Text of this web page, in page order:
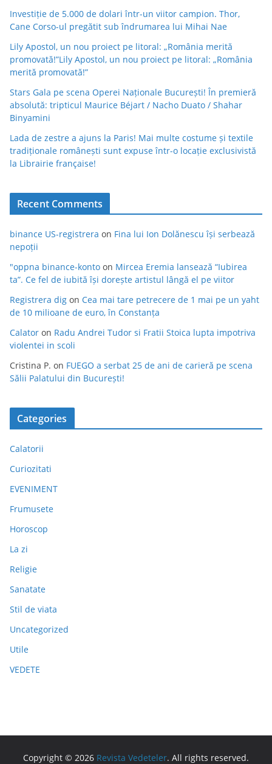
Investiție de 5.000 de dolari într-un viitor campion. Thor,
Cane Corso-ul pregătit sub îndrumarea lui Mihai Nae
Lily Apostol, un nou proiect pe litoral: „România merită
promovată!”Lily Apostol, un nou proiect pe litoral: „România
merită promovată!”
Stars Gala pe scena Operei Naționale București! În premieră
absolută: tripticul Maurice Béjart / Nacho Duato / Shahar
Binyamini
Lada de zestre a ajuns la Paris! Mai multe costume și textile
tradiționale românești sunt expuse într-o locație exclusivistă
la Librairie française!
Recent Comments
binance US-registrera on Fina lui Ion Dolănescu își serbează
nepoții
"oppna binance-konto on Mircea Eremia lansează “Iubirea
ta”. Ce fel de iubită își dorește artistul lângă el pe viitor
Registrera dig on Cea mai tare petrecere de 1 mai pe un yaht
de 10 milioane de euro, în Constanța
Calator on Radu Andrei Tudor si Fratii Stoica lupta impotriva
violentei in scoli
Cristina P. on FUEGO a serbat 25 de ani de carieră pe scena
Sălii Palatului din București!
Categories
Calatorii
Curiozitati
EVENIMENT
Frumusete
Horoscop
La zi
Religie
Sanatate
Stil de viata
Uncategorized
Utile
VEDETE
Copyright © 2026 Revista Vedeteler. All rights reserved.